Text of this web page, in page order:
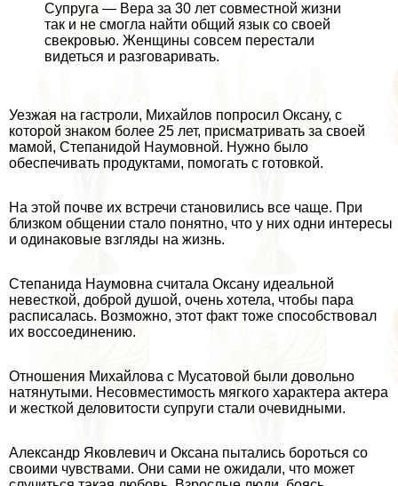
Супруга — Вера за 30 лет совместной жизни
так и не смогла найти общий язык со своей
свекровью. Женщины совсем перестали
видеться и разговаривать.
Уезжая на гастроли, Михайлов попросил Оксану, с
которой знаком более 25 лет, присматривать за своей
мамой, Степанидой Наумовной. Нужно было
обеспечивать продуктами, помогать с готовкой.
На этой почве их встречи становились все чаще. При
близком общении стало понятно, что у них одни интересы
и одинаковые взгляды на жизнь.
Степанида Наумовна считала Оксану идеальной
невесткой, доброй душой, очень хотела, чтобы пара
расписалась. Возможно, этот факт тоже способствовал
их воссоединению.
Отношения Михайлова с Мусатовой были довольно
натянутыми. Несовместимость мягкого хаpaктера актера
и жесткой деловитости супруги стали очевидными.
Александр Яковлевич и Оксана пытались бороться со
своими чувствами. Они сами не ожидали, что может